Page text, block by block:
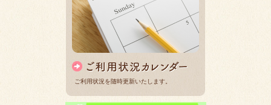
ご利用状況を随時更新いたします。